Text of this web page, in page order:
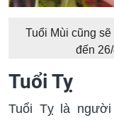
Tuổi Mùi cũng
đến
Tuổi Tỵ
Tuổi Tỵ là